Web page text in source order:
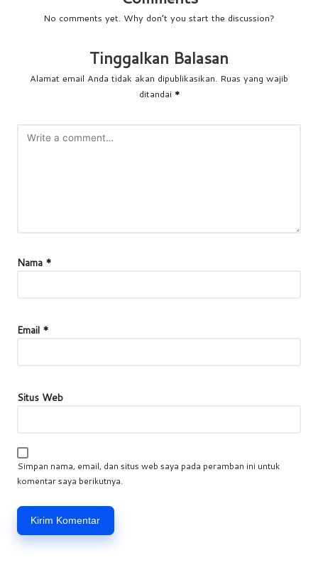
No comments yet. Why don’t you start the discussion?
Tinggalkan Balasan
Alamat email Anda tidak akan dipublikasikan. Ruas yang wajib
ditandai *
Nama *
Email *
Situs Web
Simpan nama, email, dan situs web saya pada peramban ini untuk
komentar saya berikutnya.